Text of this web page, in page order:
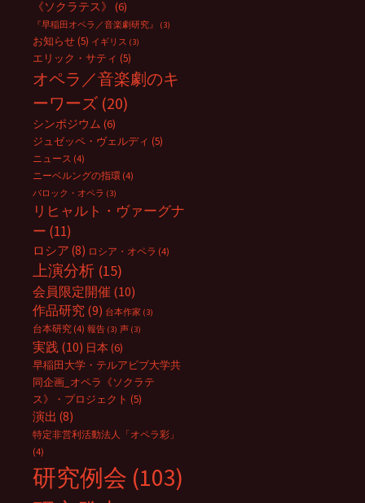
《ソクラテス》 (6)
『早稲田オペラ／音楽劇研究』 (3)
お知らせ (5) イギリス (3)
エリック・サティ (5)
オペラ／音楽劇のキ
ーワーズ (20)
シンポジウム (6)
ジュゼッペ・ヴェルディ (5)
ニュース (4)
ニーベルングの指環 (4)
バロック・オペラ (3)
リヒャルト・ヴァーグナ
ー (11)
ロシア (8) ロシア・オペラ (4)
上演分析 (15)
会員限定開催 (10)
作品研究 (9) 台本作家 (3)
台本研究 (4) 報告 (3) 声 (3)
実践 (10) 日本 (6)
早稲田大学・テルアビブ大学共
同企画_オペラ《ソクラテ
ス》・プロジェクト (5)
演出 (8)
特定非営利活動法人「オペラ彩」
(4)
研究例会 (103)